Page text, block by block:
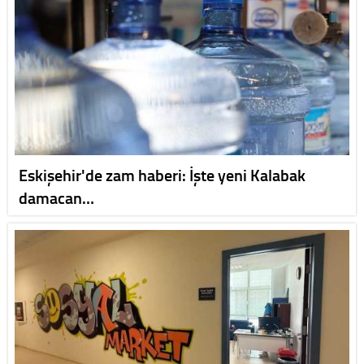
Eskişehir'de zam haberi: İşte yeni Kalabak
damacan…